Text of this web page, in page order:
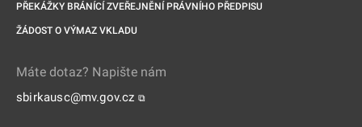
PŘEKÁŽKY BRÁNÍCÍ ZVEŘEJNĚNÍ PRÁVNÍHO PŘEDPISU
ŽÁDOST O VÝMAZ VKLADU
Máte dotaz? Napište nám
sbirkausc@mv.gov.cz ⧉